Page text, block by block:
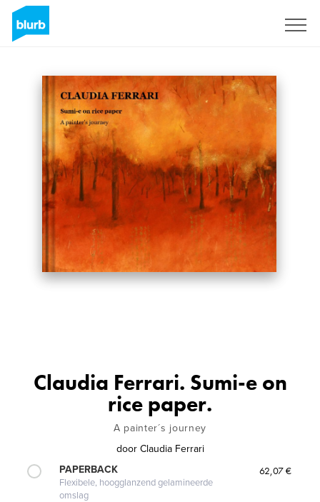
Claudia Ferrari. Sumi-e on
rice paper.
A painter´s journey
door Claudia Ferrari
PAPERBACK
Flexibele, hoogglanzend gelamineerde
omslag
62,07 €